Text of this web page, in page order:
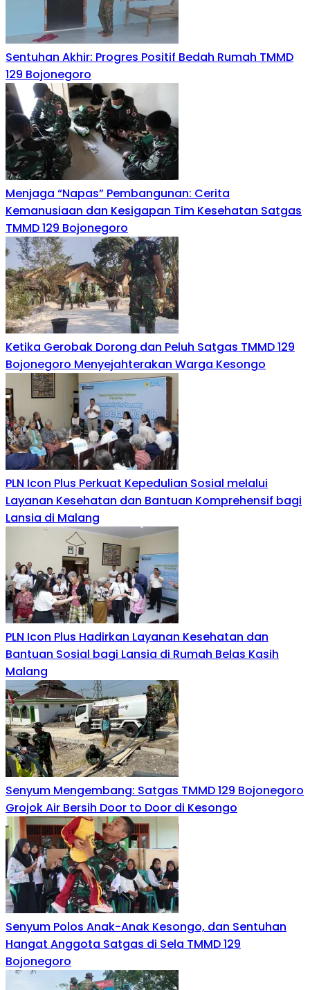
Sentuhan Akhir: Progres Positif Bedah Rumah TMMD
129 Bojonegoro
Menjaga “Napas” Pembangunan: Cerita
Kemanusiaan dan Kesigapan Tim Kesehatan Satgas
TMMD 129 Bojonegoro
Ketika Gerobak Dorong dan Peluh Satgas TMMD 129
Bojonegoro Menyejahterakan Warga Kesongo
PLN Icon Plus Perkuat Kepedulian Sosial melalui
Layanan Kesehatan dan Bantuan Komprehensif bagi
Lansia di Malang
PLN Icon Plus Hadirkan Layanan Kesehatan dan
Bantuan Sosial bagi Lansia di Rumah Belas Kasih
Malang
Senyum Mengembang: Satgas TMMD 129 Bojonegoro
Grojok Air Bersih Door to Door di Kesongo
Senyum Polos Anak-Anak Kesongo, dan Sentuhan
Hangat Anggota Satgas di Sela TMMD 129
Bojonegoro